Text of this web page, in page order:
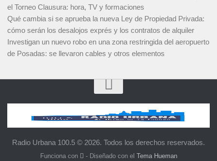
el Torneo Clausura: hora, TV y formaciones
Qué cambia si se aprueba la nueva Ley de Propiedad Privada:
cómo serán los desalojos exprés y los contratos de alquiler
Investigan un nuevo robo en una zona restringida del aeropuerto
de Posadas: se llevaron cables y otros elementos
Radio Urbana 100.5 © 2026. Todos los derechos reservados.
Funciona con - Diseñado con el Tema Hueman